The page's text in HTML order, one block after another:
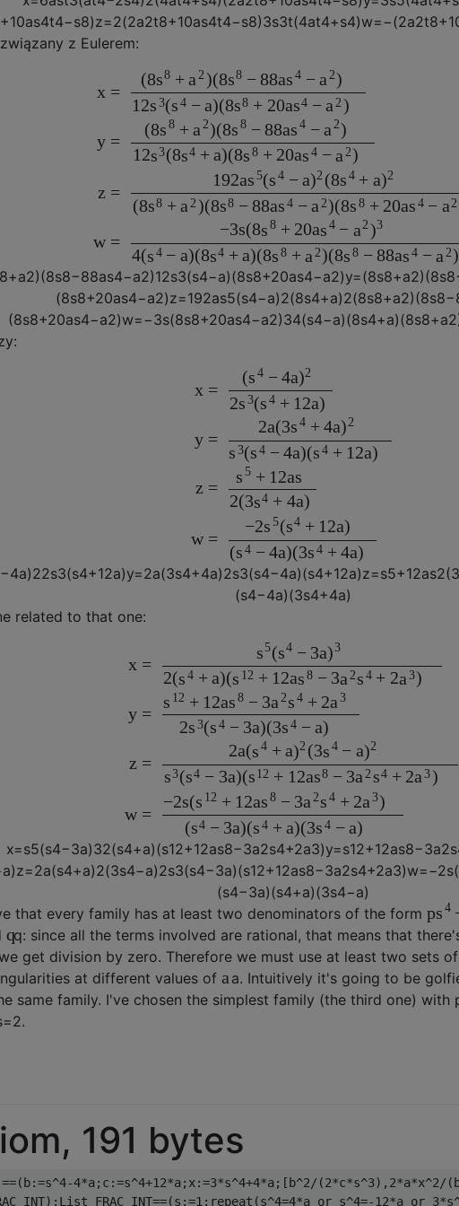
+10as4t4−s8)z=2(2a2t8+10as4t4−s8)3s3t(4at4+s4)w=−(2a2t8+
z Eulerem:
x
y
z
w
=
=
=
=
(8s8 + a 2 )(8s8 − 88as 4 − a 2)
12s 3(s 4 − a)(8s8 + 20as4 − a 2 )
(8s 8 + a 2)(8s 8 − 88as 4 − a 2)
12s3(8s4 + a)(8s 8 + 20as 4 − a 2)
192as 5(s 4 − a)2 (8s 4 + a)2
(8s8 + a 2 )(8s8 − 88as 4 − a 2)(8s 8 + 20as 4 − a 2
−3s(8s 8 + 20as 4 − a2)3
4(s 4 − a)(8s4 + a)(8s 8 + a 2)(8s 8 − 88as 4 − a 2)
8+a2)(8s8−88as4−a2)12s3(s4−a)(8s8+20as4−a2)y=(8s8+a2)(8s8
(8s8+20as4−a2)z=192as5(s4−a)2(8s4+a)2(8s8+a2)(8s8−
(8s8+20as4−a2)w=−3s(8s8+20as4−a2)34(s4−a)(8s4+a)(8s8+a2
x
y
z
w
=
=
=
=
(s 4 − 4a)2
2s 3(s 4 + 12a)
2a(3s 4 + 4a) 2
s 3(s 4 − 4a)(s 4 + 12a)
s 5 + 12as
2(3s4 + 4a)
−2s 5(s4 + 12a)
(s 4 − 4a)(3s 4 + 4a)
−4a)22s3(s4+12a)y=2a(3s4+4a)2s3(s4−4a)(s4+12a)z=s5+12as2(3
(s4−4a)(3s4+4a)
related to that one:
x
y
z
w
=
=
=
=
s 5(s4 − 3a)3
2(s 4 + a)(s 12 + 12as 8 − 3a 2s 4 + 2a 3)
s 12 + 12as 8 − 3a 2 s 4 + 2a 3
2s 3(s 4 − 3a)(3s 4 − a)
2a(s 4 + a)2 (3s 4 − a)2
s3(s4 − 3a)(s 12 + 12as8 − 3a 2 s4 + 2a3)
−2s(s 12 + 12as 8 − 3a 2 s 4 + 2a 3)
(s4 − 3a)(s 4 + a)(3s 4 − a)
x=s5(s4−3a)32(s4+a)(s12+12as8−3a2s4+2a3)y=s12+12as8−3a2s
a)z=2a(s4+a)2(3s4−a)2s3(s4−3a)(s12+12as8−3a2s4+2a3)w=−2s(
(s4−3a)(s4+a)(3s4−a)
that every family has at least two denominators of the form ps 4
qq: since all the terms involved are rational, that means that
get division by zero. Therefore we must use at least two sets
at different values of a a. Intuitively it's going to be
same family. I've chosen the simplest family (the third one) with
=2.
191 bytes
4*a;c:=s^4+12*a;x:=3*s^4+4*a;[b^2/